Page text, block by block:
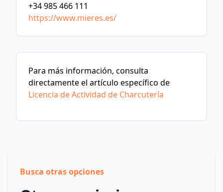
+34 985 466 111
https://www.mieres.es/
Para más información, consulta
directamente el artículo específico de
Licencia de Actividad de Charcutería
Busca otras opciones